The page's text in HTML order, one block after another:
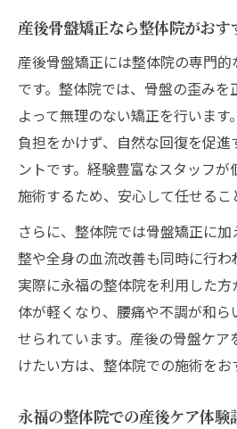
産後骨盤矯正なら整体院がおす
産後骨盤矯正には整体院の専門
です。整体院では、骨盤の歪み
よって無理のない矯正を行いま
負担をかけず、自然な回復を促
ントです。経験豊富なスタッフ
施術するため、安心して任せるこ
さらに、整体院では骨盤矯正に
整や全身の血流改善も同時に行わ
実際に永福の整体院を利用した
体が軽くなり、腰痛や不調が和
せられています。産後の骨盤ケア
けたい方は、整体院での施術をお
永福の整体院での産後ケア体験